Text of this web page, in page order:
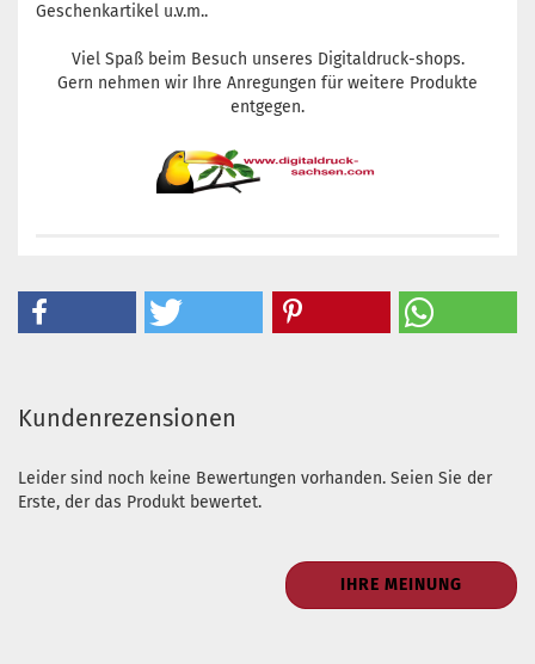
Geschenkartikel u.v.m..
Viel Spaß beim Besuch unseres Digitaldruck-shops.
Gern nehmen wir Ihre Anregungen für weitere Produkte
entgegen.
Kundenrezensionen
Leider sind noch keine Bewertungen vorhanden. Seien Sie der
Erste, der das Produkt bewertet.
IHRE MEINUNG